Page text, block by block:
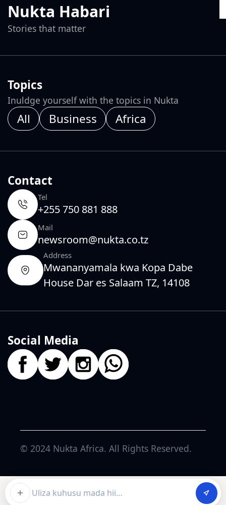
Ask about this article
Nukta Habari
Stories that matter
Topics
Inuldge yourself with the topics in Nukta
All Business Africa
Contact
Tel
+255 750 881 888
Mail
newsroom@nukta.co.tz
Address
Mwananyamala kwa Kopa Dabe
House Dar es Salaam TZ, 14108
Social Media
© 2024 Nukta Africa. All Rights Reserved.